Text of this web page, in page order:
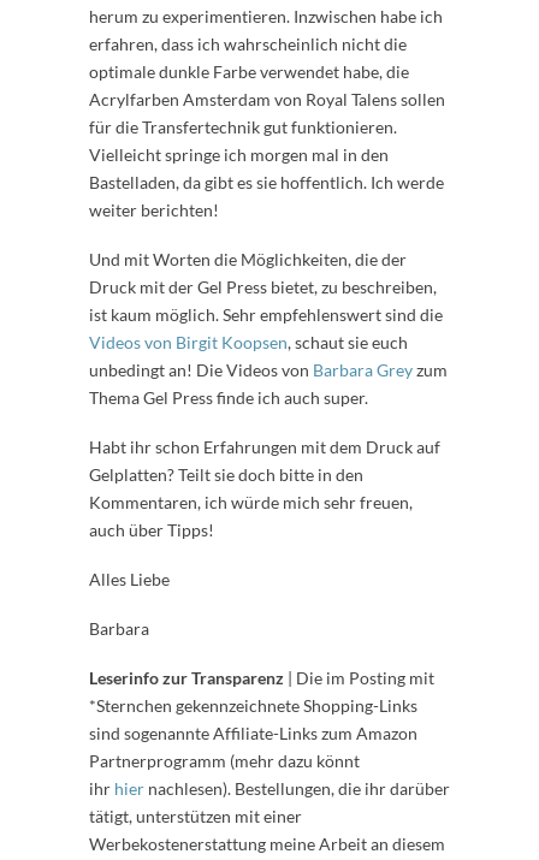
herum zu experimentieren. Inzwischen habe ich
erfahren, dass ich wahrscheinlich nicht die
optimale dunkle Farbe verwendet habe, die
Acrylfarben Amsterdam von Royal Talens sollen
für die Transfertechnik gut funktionieren.
Vielleicht springe ich morgen mal in den
Bastelladen, da gibt es sie hoffentlich. Ich werde
weiter berichten!
Und mit Worten die Möglichkeiten, die der
Druck mit der Gel Press bietet, zu beschreiben,
ist kaum möglich. Sehr empfehlenswert sind die
Videos von Birgit Koopsen, schaut sie euch
unbedingt an! Die Videos von Barbara Greyzum
Thema Gel Press finde ich auch super.
Habt ihr schon Erfahrungen mit dem Druck auf
Gelplatten? Teilt sie doch bitte in den
Kommentaren, ich würde mich sehr freuen,
auch über Tipps!
Alles Liebe
Barbara
Leserinfo zur Transparenz | Die im Posting mit
*Sternchen gekennzeichnete Shopping-Links
sind sogenannte Affiliate-Links zum Amazon
Partnerprogramm (mehr dazu könnt
ihr hier nachlesen). Bestellungen, die ihr darüber
tätigt, unterstützen mit einer
Werbekostenerstattung meine Arbeit an diesem